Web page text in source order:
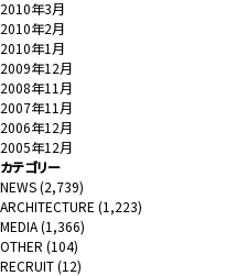
2010年3月
2010年2月
2010年1月
2009年12月
2008年11月
2007年11月
2006年12月
2005年12月
カテゴリー
NEWS(2,739)
ARCHITECTURE (1,223)
MEDIA(1,366)
OTHER (104)
RECRUIT(12)